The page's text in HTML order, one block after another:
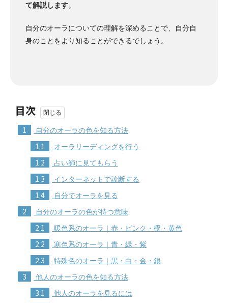
て解説します。
自分のオーラについての理解を深めることで、自分自
身のことをより知ることができるでしょう。
目次
1 自分のオーラの色を知る方法
1.1 オーラリーディングを行う
1.2 占い師に見てもらう
1.3 インターネットで診断する
1.4 自分でオーラを見る
2 自分のオーラの色が持つ意味
2.1 暖色系のオーラ｜赤・ピンク・橙・黄色
2.2 寒色系のオーラ｜青・緑・紫
2.3 特殊色のオーラ｜黒・白・金・銀
3 他人のオーラの色を知る方法
3.1 他人のオーラを見るには